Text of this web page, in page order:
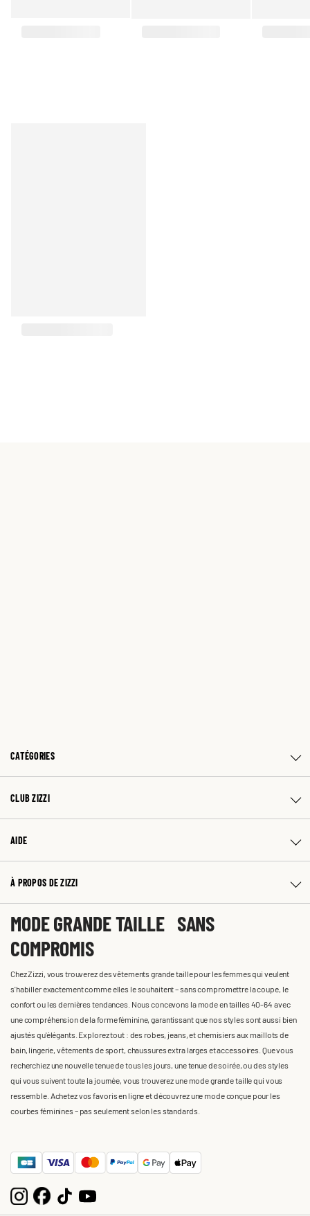
CATÉGORIES
CLUB ZIZZI
AIDE
À PROPOS DE ZIZZI
MODE GRANDE TAILLE SANS
COMPROMIS
Chez Zizzi, vous trouverez des vêtements grande taille pour les femmes qui veulent
s'habiller exactement comme elles le souhaitent – sans compromettre la coupe, le
confort ou les dernières tendances. Nous concevons la mode en tailles 40-64 avec
une compréhension de la forme féminine, garantissant que nos styles sont aussi bien
ajustés qu'élégants. Explorez tout : des robes, jeans, et chemisiers aux maillots de
bain, lingerie, vêtements de sport, chaussures extra larges et accessoires. Que vous
recherchiez une nouvelle tenue de tous les jours, une tenue de soirée, ou des styles
qui vous suivent toute la journée, vous trouverez une mode grande taille qui vous
ressemble. Achetez vos favoris en ligne et découvrez une mode conçue pour les
courbes féminines – pas seulement selon les standards.